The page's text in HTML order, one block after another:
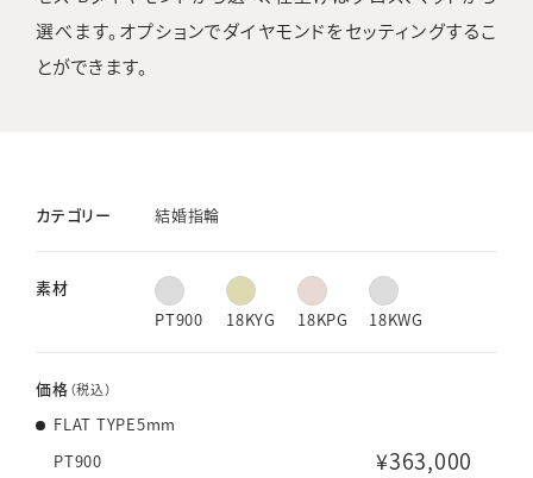
選べます。オプションでダイヤモンドをセッティングするこ
とができます。
カテゴリー 結婚指輪
素材
PT900
18KYG 18KPG 18KWG
価格（税込）
FLAT TYPE5mm
PT900
¥363,000